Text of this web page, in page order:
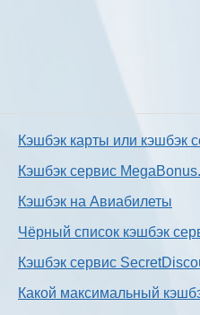
Кэшбэк карты или кэшбэк
Кэшбэк сервис
Кэшбэк на Авиабилеты
Чёрный список кэшбэк
Кэшбэк сервис
Какой максимальный